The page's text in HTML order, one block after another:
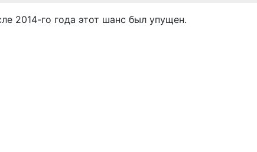
2014-го года этот шанс был упущен.